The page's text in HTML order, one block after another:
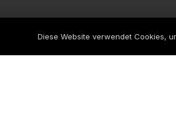
Diese Website verwendet Cookies,